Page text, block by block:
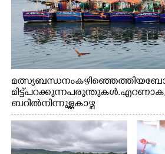
മത്സ്യബന്ധനം കഴിഞ്ഞെത്തിയ
മിട്ട് പറക്കുന്ന പരുന്തുകൾ.
ബറിൽ നിന്നുള്ള കാഴ്ച